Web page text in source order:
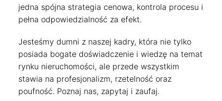
jedna spójna strategia cenowa, kontrola procesu i
pełna odpowiedzialność za efekt.
Jesteśmy dumni z naszej kadry, która nie tylko
posiada bogate doświadczenie i wiedzę na temat
rynku nieruchomości, ale przede wszystkim
stawia na profesjonalizm, rzetelność oraz
poufność. Poznaj nas, zapytaj i zaufaj.